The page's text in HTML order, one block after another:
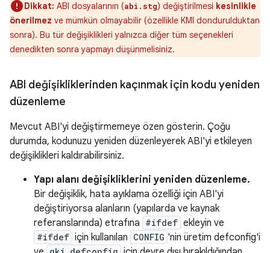
Dikkat: ABI dosyalarının (abi.stg) değiştirilmesi kesinlikle
önerilmez ve mümkün olmayabilir (özellikle KMI dondurulduktan
sonra). Bu tür değişiklikleri yalnızca diğer tüm seçenekleri
denedikten sonra yapmayı düşünmelisiniz.
ABI değişikliklerinden kaçınmak için kodu yeniden
düzenleme
Mevcut ABI'yi değiştirmemeye özen gösterin. Çoğu
durumda, kodunuzu yeniden düzenleyerek ABI'yi etkileyen
değişiklikleri kaldırabilirsiniz.
Yapı alanı değişikliklerini yeniden düzenleme.
Bir değişiklik, hata ayıklama özelliği için ABI'yi
değiştiriyorsa alanların (yapılarda ve kaynak
referanslarında) etrafına #ifdef ekleyin ve
#ifdef için kullanılan CONFIG 'nin üretim defconfig'i